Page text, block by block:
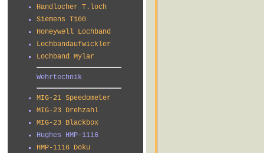
Handlocher T.loch
Siemens T100
Honeywell Lochband
Lochbandaufwickler
Lochband Mylar
Wehrtechnik
MIG-21 Speedometer
MIG-23 Drehzahl
MIG-23 Blackbox
Hughes HMP-1116
HMP-1116 Doku